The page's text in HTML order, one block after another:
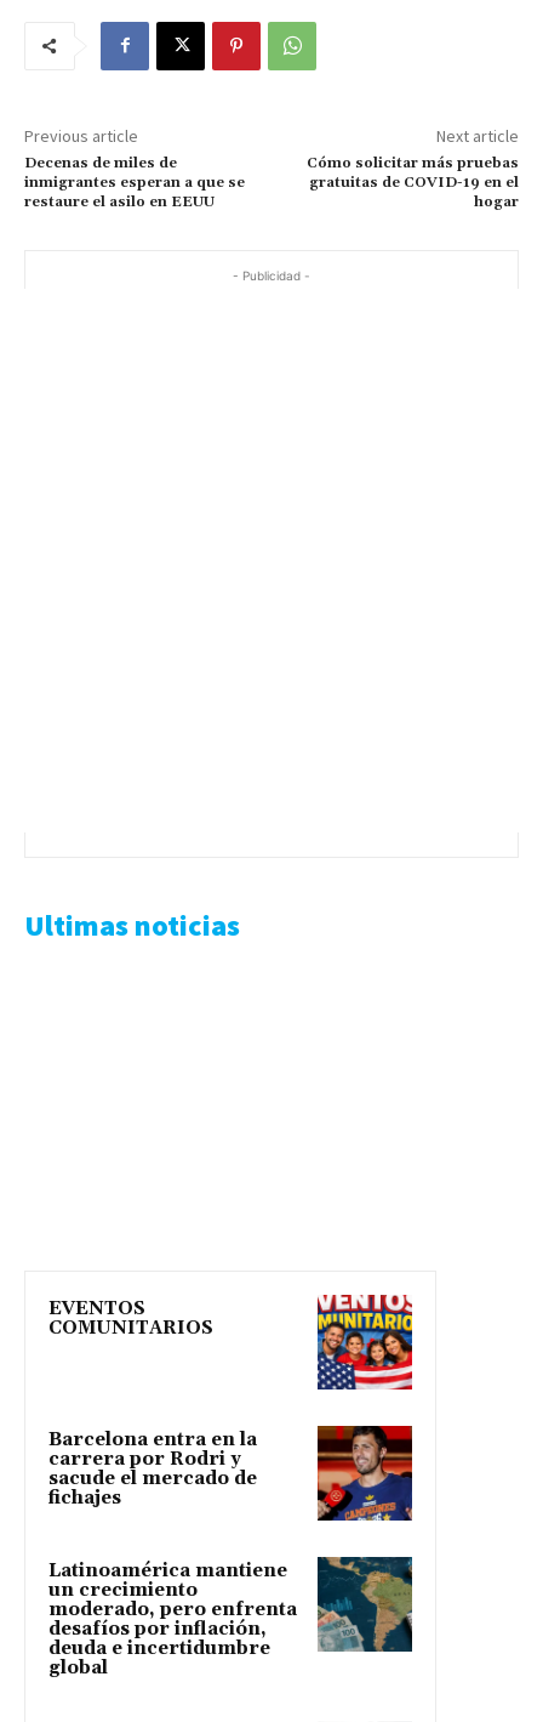
Previous article
Decenas de miles de
inmigrantes esperan a que se
restaure el asilo en EEUU
Next article
Cómo solicitar más pruebas
gratuitas de COVID-19 en el
hogar
- Publicidad -
Ultimas noticias
EVENTOS
COMUNITARIOS
Barcelona entra en la
carrera por Rodri y
sacude el mercado de
fichajes
Latinoamérica mantiene
un crecimiento
moderado, pero enfrenta
desafíos por inflación,
deuda e incertidumbre
global